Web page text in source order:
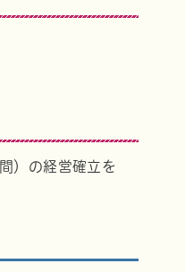
）の経営確立を